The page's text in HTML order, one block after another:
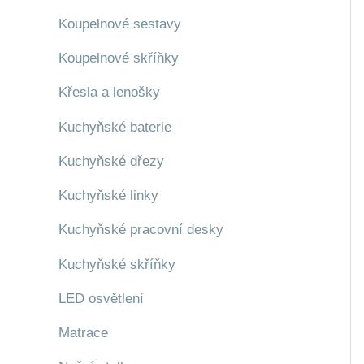
Koupelnové sestavy
Koupelnové skříňky
Křesla a lenošky
Kuchyňské baterie
Kuchyňské dřezy
Kuchyňské linky
Kuchyňské pracovní desky
Kuchyňské skříňky
LED osvětlení
Matrace